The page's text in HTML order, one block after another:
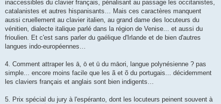
inaccessibles du clavier français, pénalisant au passage les occitanistes,
catalanistes et autres hispanisants… Mais ces caractères manquent
aussi cruellement au clavier italien, au grand dame des locuteurs du
vénitien, dialecte italique parlé dans la région de Venise... et aussi du
frioulien. Et c'est sans parler du gaélique d'Irlande et de bien d'autres
langues indo-européennes…
4. Comment attraper les ā, ō et ū du māori, langue polynésienne ? pas
simple... encore moins facile que les ã et õ du portugais... décidemment
les claviers français et anglais sont bien indigents…
5. Prix spécial du jury à l'espéranto, dont les locuteurs peinent souvent à